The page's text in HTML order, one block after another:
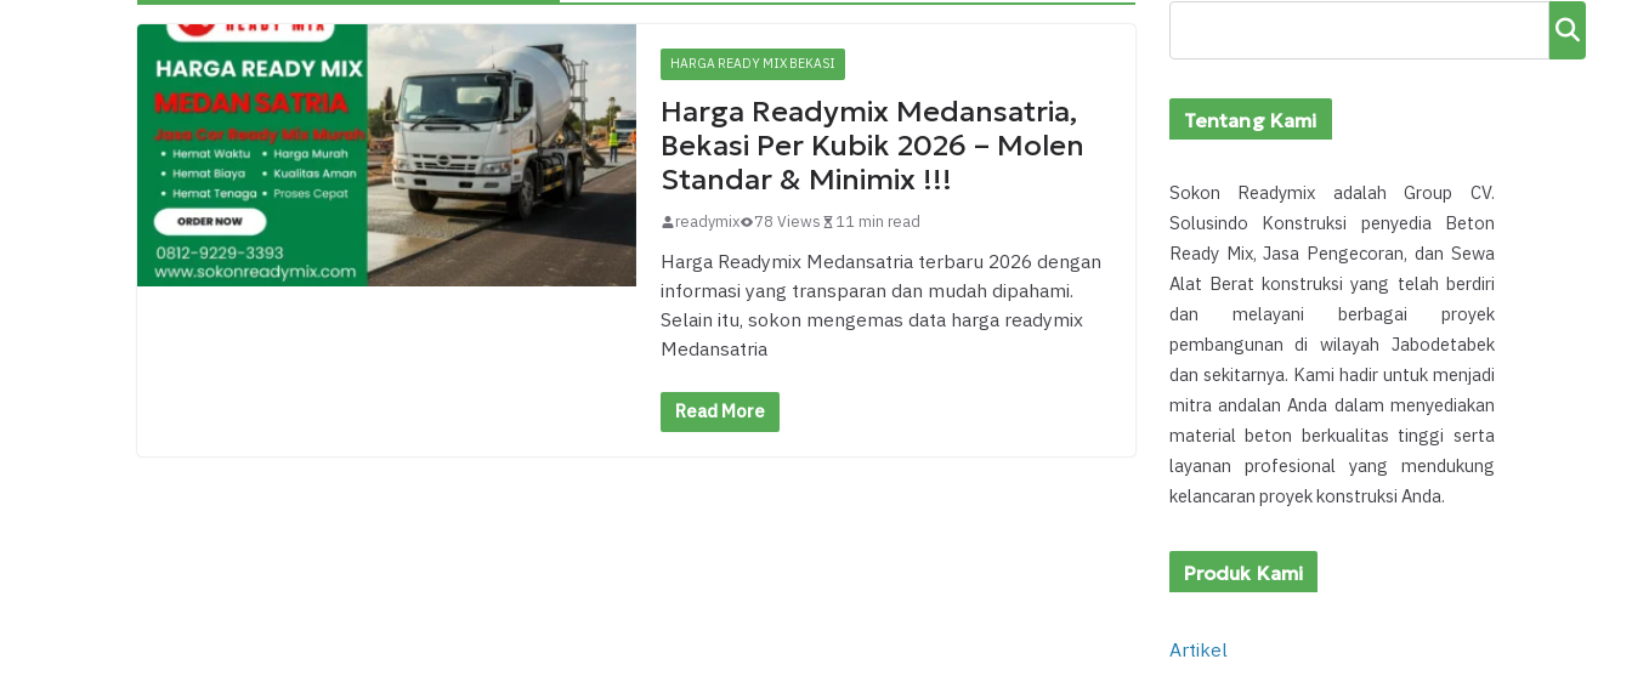
HARGA READY MIX BEKASI
Harga Readymix Medansatria,
Bekasi Per Kubik 2026 – Molen
Standar & Minimix !!!
readymix 78 Views 11 min read
Harga Readymix Medansatria terbaru 2026 dengan
informasi yang transparan dan mudah dipahami.
Selain itu, sokon mengemas data harga readymix
Medansatria
Read More
Cari
Tentang Kami
Sokon Readymix adalah Group CV.
Solusindo Konstruksi penyedia Beton
Ready Mix, Jasa Pengecoran, dan Sewa
Alat Berat konstruksi yang telah berdiri
dan melayani berbagai proyek
pembangunan di wilayah Jabodetabek
dan sekitarnya. Kami hadir untuk menjadi
mitra andalan Anda dalam menyediakan
material beton berkualitas tinggi serta
layanan profesional yang mendukung
kelancaran proyek konstruksi Anda.
Produk Kami
Artikel